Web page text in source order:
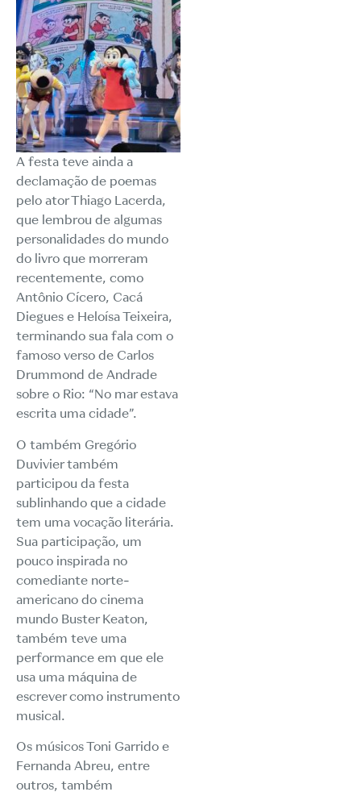
A festa teve ainda a
declamação de poemas
pelo ator Thiago Lacerda,
que lembrou de algumas
personalidades do mundo
do livro que morreram
recentemente, como
Antônio Cícero, Cacá
Diegues e Heloísa Teixeira,
terminando sua fala com o
famoso verso de Carlos
Drummond de Andrade
sobre o Rio: “No mar estava
escrita uma cidade”.
O também Gregório
Duvivier também
participou da festa
sublinhando que a cidade
tem uma vocação literária.
Sua participação, um
pouco inspirada no
comediante norte-
americano do cinema
mundo Buster Keaton,
também teve uma
performance em que ele
usa uma máquina de
escrever como instrumento
musical.
Os músicos Toni Garrido e
Fernanda Abreu, entre
outros, também